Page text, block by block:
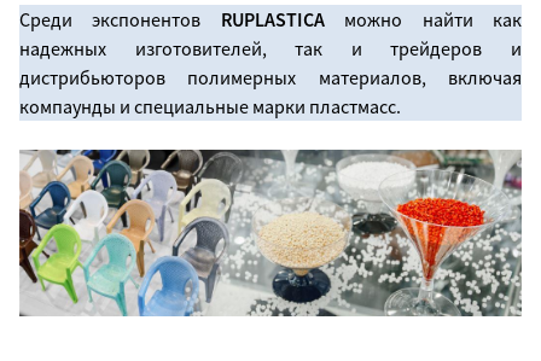
Среди экспонентов RUPLASTICAможно найти как
надежных изготовителей, так и трейдеров и
дистрибьюторов полимерных материалов, включая
компаунды и специальные марки пластмасс.